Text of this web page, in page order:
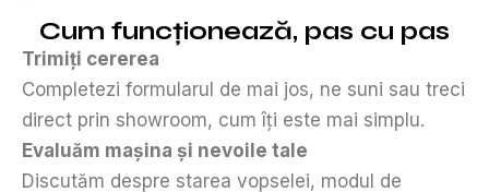
Cum funcționează, pas cu pas
Trimiți cererea
Completezi formularul de mai jos, ne suni sau treci
direct prin showroom, cum îți este mai simplu.
Evaluăm mașina și nevoile tale
Discutăm despre starea vopselei, modul de